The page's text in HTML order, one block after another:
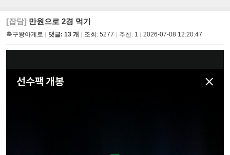
[잡담] 만원으로 2경 먹기
축구왕아게로 댓글: 13 개 조회: 5277 추천: 1 2026-07-08 12:20:47